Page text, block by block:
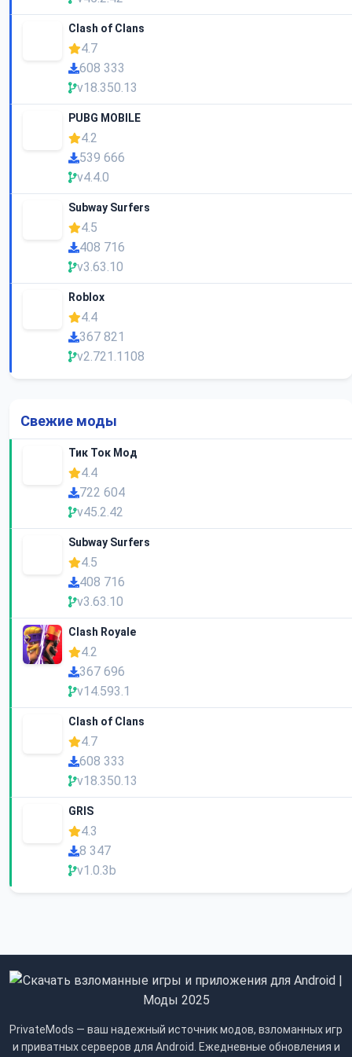
Clash of Clans
4.7
608 333
v18.350.13
PUBG MOBILE
4.2
539 666
v4.4.0
Subway Surfers
4.5
408 716
v3.63.10
Roblox
4.4
367 821
v2.721.1108
Свежие моды
Тик Ток Мод
4.4
722 604
v45.2.42
Subway Surfers
4.5
408 716
v3.63.10
Clash Royale
4.2
367 696
v14.593.1
Clash of Clans
4.7
608 333
v18.350.13
GRIS
4.3
8 347
v1.0.3b
PrivateMods — ваш надежный источник модов, взломанных игр
и приватных серверов для Android. Ежедневные обновления и